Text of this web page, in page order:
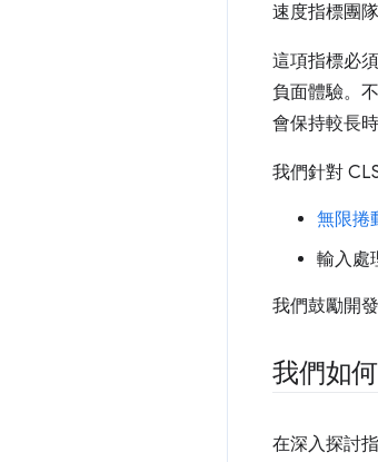
速度指標團
這項指標必
負面體驗。
會保持較長
我們針對
無限捲
輸入處
我們鼓勵開
我們如
在深入探討